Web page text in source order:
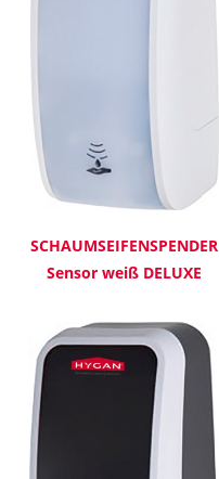
SCHAUMSEIFENSPENDER
Sensor weiß DELUXE